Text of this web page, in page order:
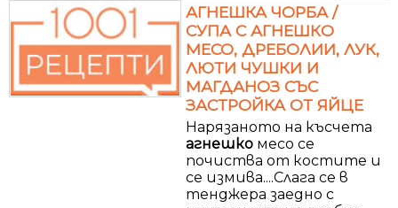
АГНЕШКА ЧОРБА /
СУПА С АГНЕШКО
МЕСО, ДРЕБОЛИИ, ЛУК,
ЛЮТИ ЧУШКИ И
МАГДАНОЗ СЪС
ЗАСТРОЙКА ОТ ЯЙЦЕ
Нарязаното на късчета
агнешко месо се
почиства от костите и
се измива....Слага се в
тенджера заедно с